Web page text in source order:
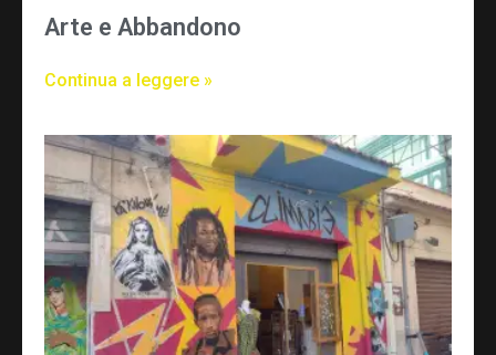
Arte e Abbandono
Continua a leggere »